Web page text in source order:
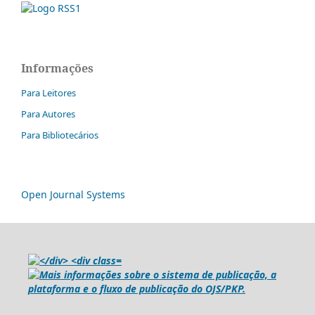
Informações
Para Leitores
Para Autores
Para Bibliotecários
Open Journal Systems